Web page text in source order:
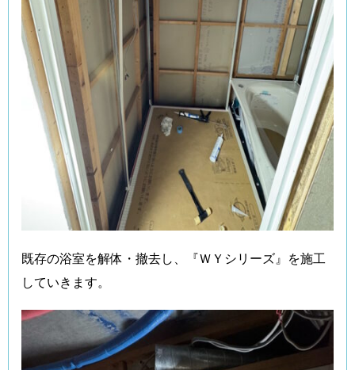
既存の浴室を解体・撤去し、『ＷＹシリーズ』を施工
していきます。